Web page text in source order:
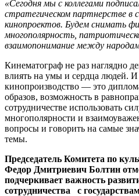
«Сегодня мы с коллегами
стратегическом партнерстве в
кинопроектов. Будем снимать
многополярность,
взаимопонимание между
Кинематограф не раз наглядно
влиять на умы и сердца людей. И
кинопроизводство — это
образов, возможность в
сотрудничестве использовать
многополярности и
вопросы и говорить на самые
темы.
Председатель Комитета по
Федор Дмитриевич Болтин
подчеркивает важность
сотрудничества с